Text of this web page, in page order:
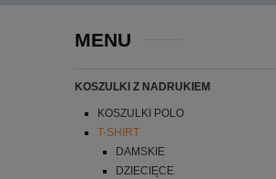
MENU
KOSZULKI Z NADRUKIEM
KOSZULKI POLO
T-SHIRT
DAMSKIE
DZIECIĘCE